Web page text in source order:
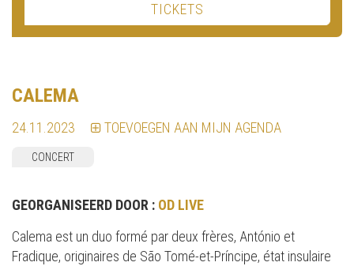
TICKETS
CALEMA
24.11.2023 TOEVOEGEN AAN MIJN AGENDA
CONCERT
GEORGANISEERD DOOR : OD LIVE
Calema est un duo formé par deux frères, António et
Fradique, originaires de São Tomé-et-Príncipe, état insulaire